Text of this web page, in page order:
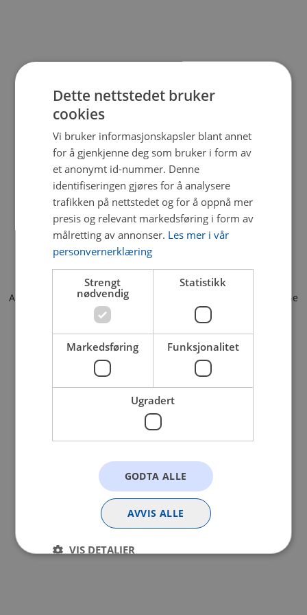
Application error: a client-side exception has occurred (see the
browser console for more information).
Dette nettstedet bruker
cookies
Vi bruker informasjonskapsler blant annet
for å gjenkjenne deg som bruker i form av
et anonymt id-nummer. Denne
identifiseringen gjøres for å analysere
trafikken på nettstedet og for å oppnå mer
presis og relevant markedsføring i form av
målretting av annonser. Les mer i vår
personvernerklæring
Strengt
nødvendig
Statistikk
Markedsføring Funksjonalitet
Ugradert
GODTA ALLE
AVVIS ALLE
VIS DETALJER